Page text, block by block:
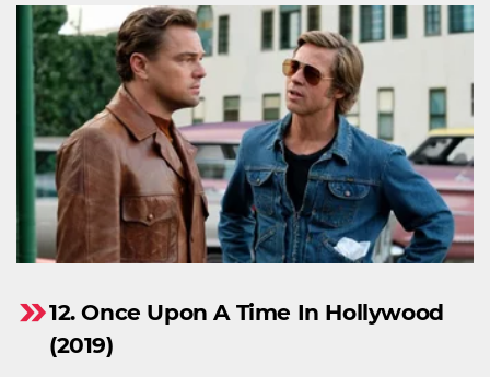
12. Once Upon A Time In Hollywood
(2019)